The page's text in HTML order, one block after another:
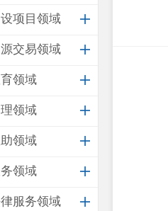
项目领域
交易领域
领域
领域
领域
领域
服务领域